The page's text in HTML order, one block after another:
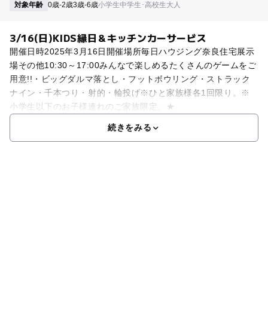
対象年齢 0歳-2歳3歳-6歳小学生中学生･高校生大人
3/16(日)KIDS縁日＆キッチンカーサービス
開催日時2025年3月16日開催場所毎日ハウジング奈良住宅展示
場その他10:30～17:00みんなで楽しめるたくさんのゲームをご
用意!!・ビッグダルマ落とし・フットボウリング・ストラック
ナイン・千本つり・射的・輪投げ※ひと家族様各1回限り。※
小学生以下のお子様連れのご家族限定。★
続きをみる